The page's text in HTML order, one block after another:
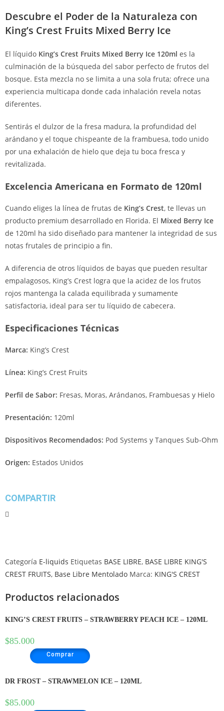
Descubre el Poder de la Naturaleza con
King’s Crest Fruits Mixed Berry Ice
El líquido King’s Crest Fruits Mixed Berry Ice 120ml es la
culminación de la búsqueda del sabor perfecto de frutos del
bosque. Esta mezcla no se limita a una sola fruta; ofrece una
experiencia multicapa donde cada inhalación revela notas
diferentes.
Sentirás el dulzor de la fresa madura, la profundidad del
arándano y el toque chispeante de la frambuesa, todo unido
por una exhalación de hielo que deja tu boca fresca y
revitalizada.
Excelencia Americana en Formato de 120ml
Cuando eliges la línea de frutas de King’s Crest, te llevas un
producto premium desarrollado en Florida. El Mixed Berry Ice
de 120ml ha sido diseñado para mantener la integridad de sus
notas frutales de principio a fin.
A diferencia de otros líquidos de bayas que pueden resultar
empalagosos, King’s Crest logra que la acidez de los frutos
rojos mantenga la calada equilibrada y sumamente
satisfactoria, ideal para ser tu líquido de cabecera.
Especificaciones Técnicas
Marca: King’s Crest
Línea: King’s Crest Fruits
Perfil de Sabor: Fresas, Moras, Arándanos, Frambuesas y Hielo
Presentación: 120ml
Dispositivos Recomendados: Pod Systems y Tanques Sub-Ohm
Origen: Estados Unidos
COMPARTIR
Categoría E-liquids Etiquetas BASE LIBRE, BASE LIBRE KING'S
CREST FRUITS, Base Libre Mentolado Marca: KING'S CREST
Productos relacionados
KING’S CREST FRUITS – STRAWBERRY PEACH ICE – 120ML
$85.000
Comprar
DR FROST – STRAWMELON ICE – 120ML
$85.000